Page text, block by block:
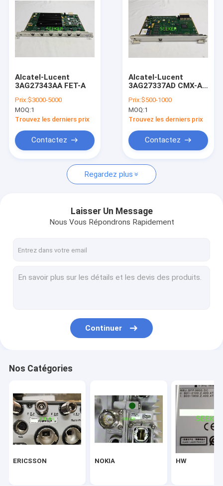
produits
A propos de nous
Demandez une citation
Nokia Siemens
Hisilicon
CIENA
Fiberhome
Alcatel-Lucent
3AG27343AA FET-A
Prix:$3000-5000
MOQ:1
Trouvez les derniers prix
Contactez
Alcatel-Lucent
3AG27337AD CMX-A
Board
complémentaire
Prix:$500-1000
MOQ:1
Trouvez les derniers prix
Contactez
Regardez plus
Laisser Un Message
Nous Vous Répondrons Rapidement
Continuer
Nos Catégories
ERICSSON NOKIA HW